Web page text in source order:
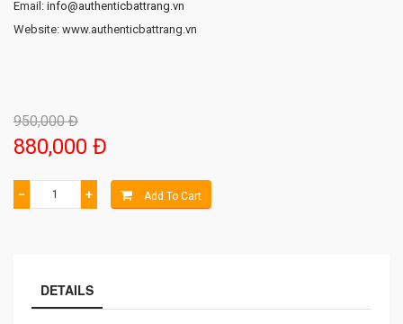
Email: info@authenticbattrang.vn
Website: www.authenticbattrang.vn
950,000 Đ
880,000 Đ
− + Add To Cart
DETAILS